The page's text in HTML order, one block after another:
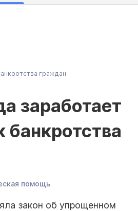
граждан
заработает
помощь
закон об упрощенном